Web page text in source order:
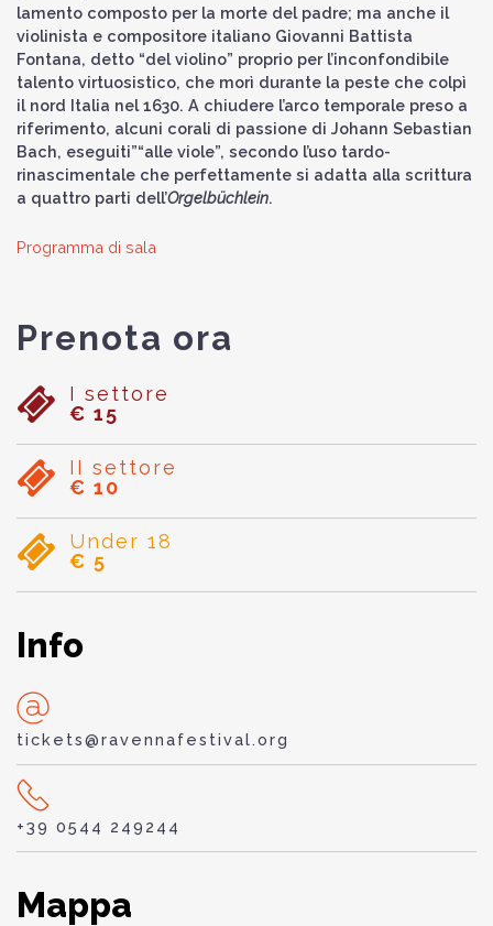
lamento composto per la morte del padre; ma anche il
violinista e compositore italiano Giovanni Battista
Fontana, detto “del violino” proprio per l’inconfondibile
talento virtuosistico, che morì durante la peste che colpì
il nord Italia nel 1630. A chiudere l’arco temporale preso a
riferimento, alcuni corali di passione di Johann Sebastian
Bach, eseguiti”“alle viole”, secondo l’uso tardo-
rinascimentale che perfettamente si adatta alla scrittura
a quattro parti dell’Orgelbuchlein.
Programma di sala
Prenota ora
I settore
€ 15
II settore
€ 10
Under 18
€ 5
Info
tickets@ravennafestival.org
+39 0544 249244
Mappa